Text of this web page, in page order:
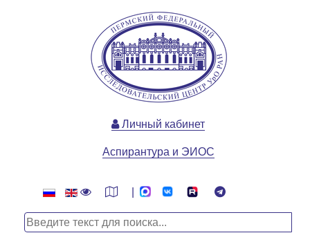
Личный кабинет
Аспирантура и ЭИОС